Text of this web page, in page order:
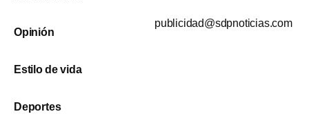
Opinión
Estilo de vida
Deportes
publicidad@sdpnoticias.com